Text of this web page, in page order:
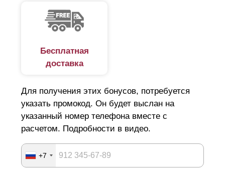
Бесплатная
доставка
Для получения этих бонусов, потребуется
указать промокод. Он будет выслан на
указанный номер телефона вместе с
расчетом. Подробности в видео.
+7